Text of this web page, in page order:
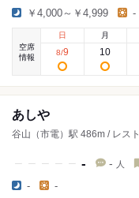
￥4,000～￥4,999 -
空席
情報
日
8/9
月
10
あしや
谷山（市電）駅 486m / レス
- - 人
- -